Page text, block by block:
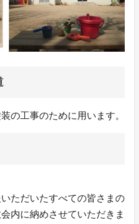
の工事のために用います。
ただいたすべての皆さまの
内に納めさせていただきま